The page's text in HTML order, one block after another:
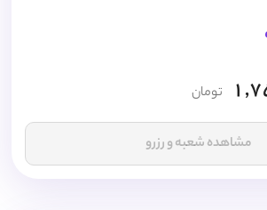
تومان
مشاهده شعبه و رزرو